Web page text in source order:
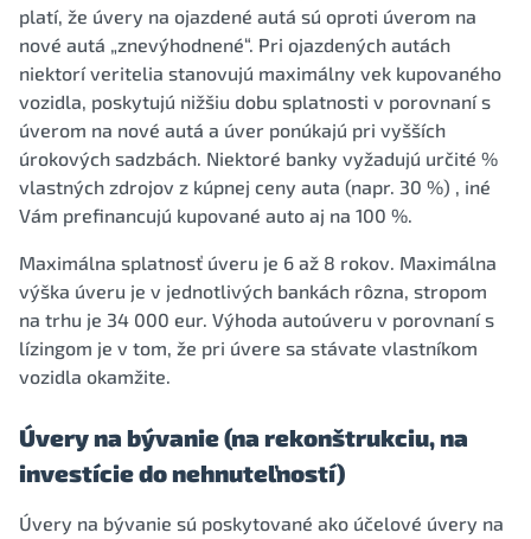
platí, že úvery na ojazdené autá sú oproti úverom na
nové autá „znevýhodnené“. Pri ojazdených autách
niektorí veritelia stanovujú maximálny vek kupovaného
vozidla, poskytujú nižšiu dobu splatnosti v porovnaní s
úverom na nové autá a úver ponúkajú pri vyšších
úrokových sadzbách. Niektoré banky vyžadujú určité %
vlastných zdrojov z kúpnej ceny auta (napr. 30 %) , iné
Vám prefinancujú kupované auto aj na 100 %.
Maximálna splatnosť úveru je 6 až 8 rokov. Maximálna
výška úveru je v jednotlivých bankách rôzna, stropom
na trhu je 34 000 eur. Výhoda autoúveru v porovnaní s
lízingom je v tom, že pri úvere sa stávate vlastníkom
vozidla okamžite.
Úvery na bývanie (na rekonštrukciu, na
investície do nehnuteľností)
Úvery na bývanie sú poskytované ako účelové úvery na